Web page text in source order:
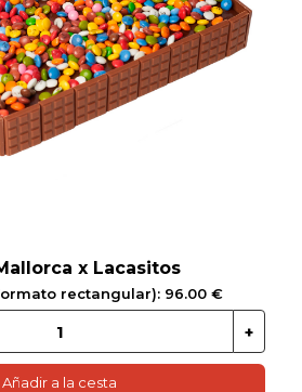
x Lacasitos
rectangular): 96.00 €
Añadir a la cesta